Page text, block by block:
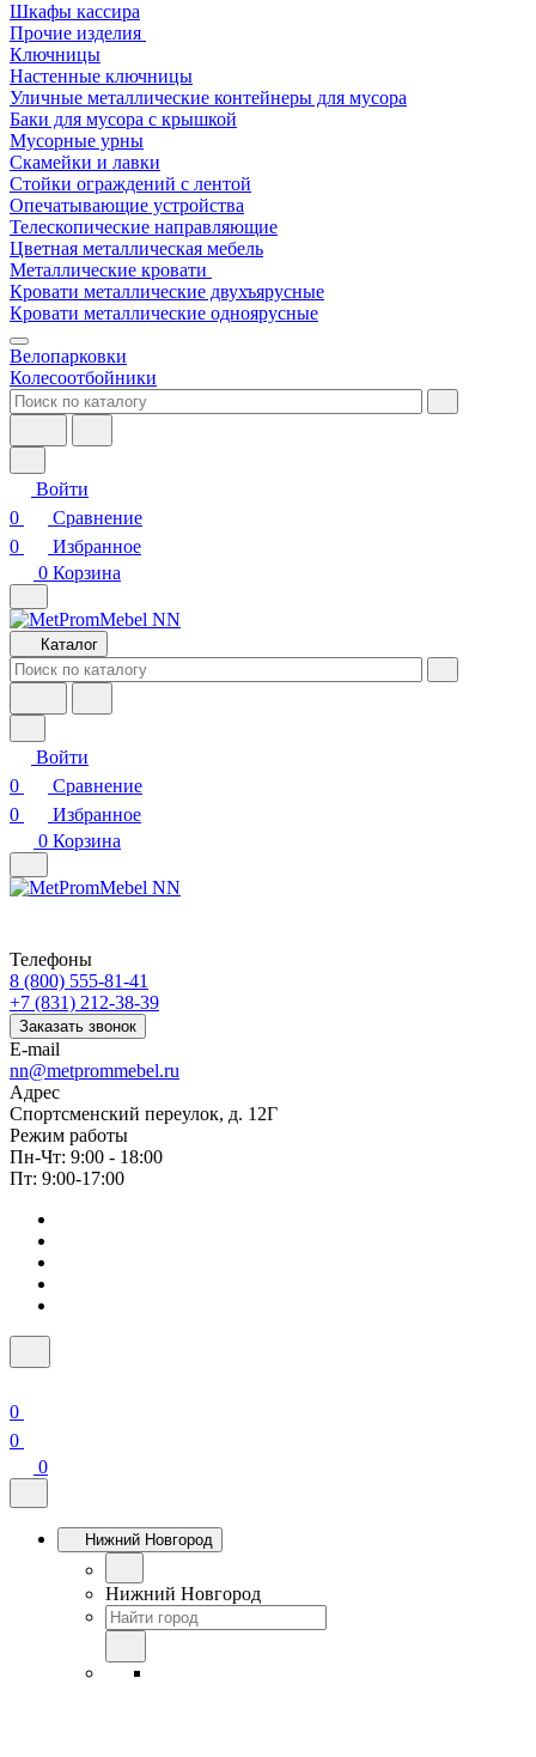
Шкафы кассира
Прочие изделия
Ключницы
Настенные ключницы
Уличные металлические контейнеры для мусора
Баки для мусора с крышкой
Мусорные урны
Скамейки и лавки
Стойки ограждений с лентой
Опечатывающие устройства
Телескопические направляющие
Цветная металлическая мебель
Металлические кровати
Кровати металлические двухъярусные
Кровати металлические одноярусные
Велопарковки
Колесоотбойники
Войти
0
Сравнение
0
Избранное
0 Корзина
Каталог
Войти
0
Сравнение
0
Избранное
0 Корзина
Телефоны
8 (800) 555-81-41
+7 (831) 212-38-39
Заказать звонок
E-mail
nn@metprommebel.ru
Адрес
Спортсменский переулок, д. 12Г
Режим работы
Пн-Чт: 9:00 - 18:00
Пт: 9:00-17:00
0
0
0
Нижний Новгород
Нижний Новгород